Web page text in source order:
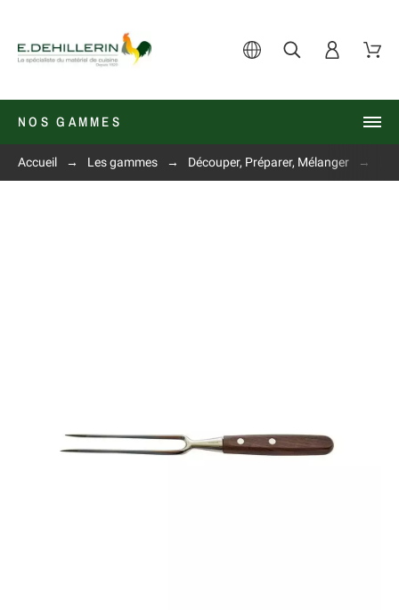
NOS GAMMES
Accueil Les gammes Découper, Préparer, Mélanger